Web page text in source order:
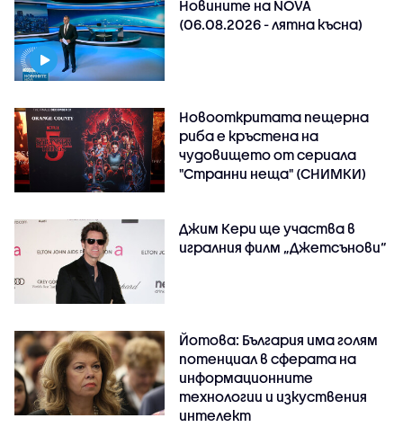
Новините на NOVA
(06.08.2026 - лятна късна)
Новооткритата пещерна
риба е кръстена на
чудовището от сериала
"Странни неща" (СНИМКИ)
Джим Кери ще участва в
игралния филм „Джетсънови“
Йотова: България има голям
потенциал в сферата на
информационните
технологии и изкуствения
интелект